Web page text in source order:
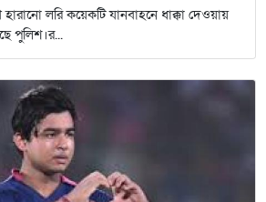
হারানো লরি কয়েকটি যানবাহনে ধাক্কা দেওয়ায়
পুলিশ।র...